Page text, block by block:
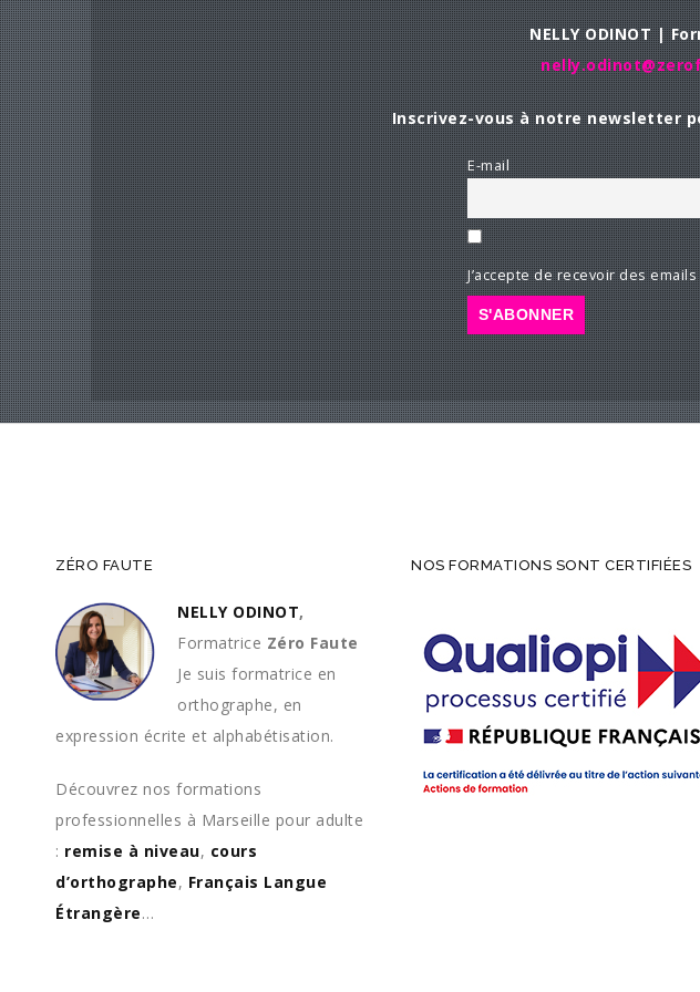
NELLY ODINOT |
Inscrivez-vous à notre newsletter
E-mail
J’accepte de recevoir des
ZÉRO FAUTE
NELLY ODINOT,
Formatrice Zéro Faute
Je suis formatrice en
orthographe, en
expression écrite et alphabétisation.
Découvrez nos formations
professionnelles à Marseille pour adulte
: remise à niveau, cours
d’orthographe, Français Langue
Étrangère…
NOS FORMATIONS SONT CERTIFIÉES